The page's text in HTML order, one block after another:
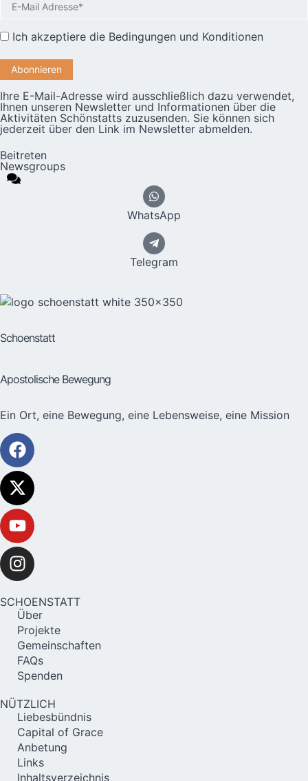
Ich akzeptiere die Bedingungen und Konditionen
Ihre E-Mail-Adresse wird ausschließlich dazu verwendet,
Ihnen unseren Newsletter und Informationen über die
Aktivitäten Schönstatts zuzusenden. Sie können sich
jederzeit über den Link im Newsletter abmelden.
Beitreten
Newsgroups
WhatsApp
Telegram
Schoenstatt
Apostolische Bewegung
Ein Ort, eine Bewegung, eine Lebensweise, eine Mission
SCHOENSTATT
Über
Projekte
Gemeinschaften
FAQs
Spenden
NÜTZLICH
Liebesbündnis
Capital of Grace
Anbetung
Links
Inhaltsverzeichnis